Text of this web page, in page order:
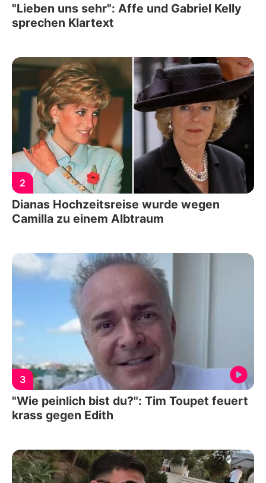
"Lieben uns sehr": Affe und Gabriel Kelly
sprechen Klartext
2
Dianas Hochzeitsreise wurde wegen
Camilla zu einem Albtraum
3
"Wie peinlich bist du?": Tim Toupet feuert
krass gegen Edith